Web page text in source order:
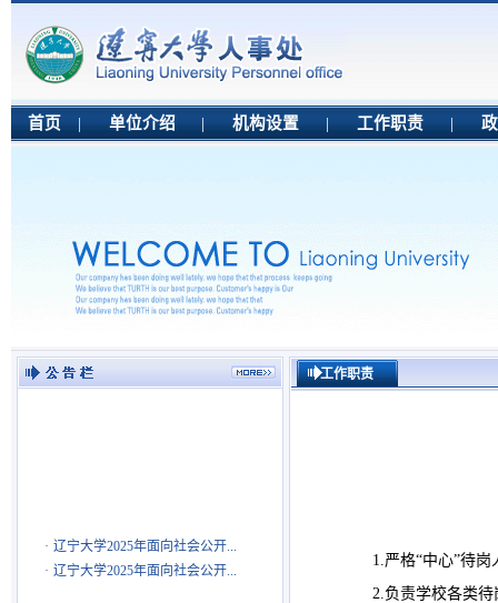
首页 | 单位介绍 | 机构设置 | 工作职责 |
辽宁大学2025年面向社会公开...
· 辽宁大学2025年面向社会公开...
· 辽宁大学2025年面向社会公开...
· 辽宁大学2025年面向社会公开...
工作职责
1.严格“中心”待
2.负责学校各类